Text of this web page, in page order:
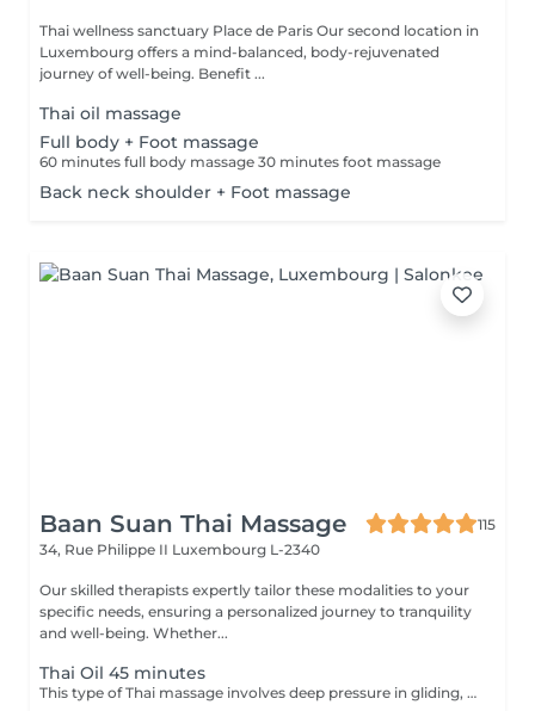
Thai wellness sanctuary Place de Paris Our second location in
Luxembourg offers a mind-balanced, body-rejuvenated
journey of well-being. Benefit ...
Thai oil massage
Full body + Foot massage
60 minutes full body massage 30 minutes foot massage
Back neck shoulder + Foot massage
Baan Suan Thai Massage
115
34, Rue Philippe II Luxembourg L-2340
Our skilled therapists expertly tailor these modalities to your
specific needs, ensuring a personalized journey to tranquility
and well-being. Whether...
Thai Oil 45 minutes
This type of Thai massage involves deep pressure in gliding, rolling, and stretching movements. Release the tension stored in knots in your body with an oil massage led by a combination of movements led by the palms, thumbs, elbows, and knees of our professional practitioners. Relax and unwind as your tensions unravel before you, and experience a moment of zen like never before.